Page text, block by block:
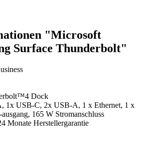
"Microsoft
Surface Thunderbolt"
Dock
1x USB-C, 2x USB-A, 1 x Ethernet, 1 x
165 W Stromanschluss
Monate Herstellergarantie